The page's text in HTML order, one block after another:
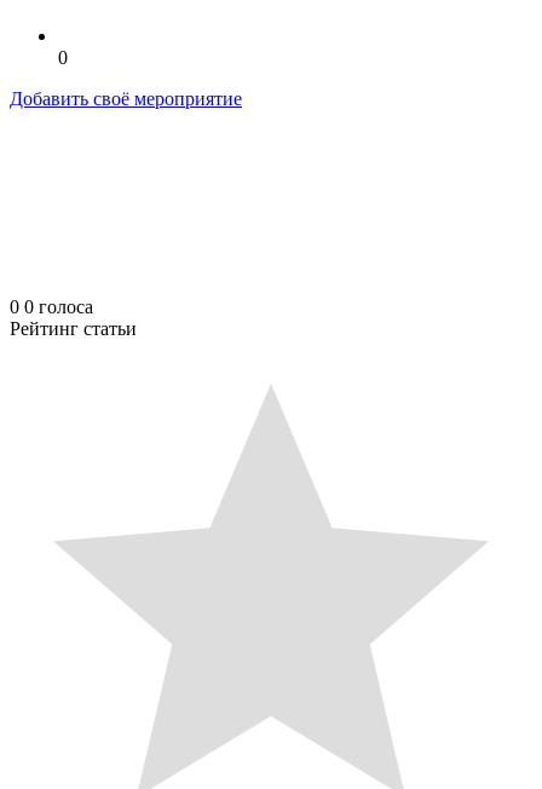
0
Добавить своё мероприятие
0 0 голоса
Рейтинг статьи